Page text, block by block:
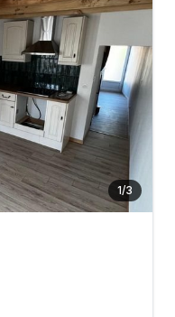
1/3